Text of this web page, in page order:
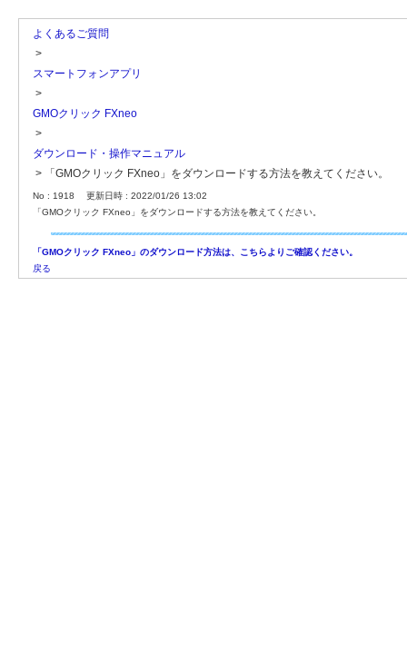
よくあるご質問
>
スマートフォンアプリ
>
GMOクリック FXneo
>
ダウンロード・操作マニュアル
>
「GMOクリック FXneo」をダウンロードする方法を教えてください。
No : 1918
更新日時 : 2022/01/26 13:02
「GMOクリック FXneo」をダウンロードする方法を教えてください。
「GMOクリック FXneo」のダウンロード方法は、こちらよりご確認ください。
戻る